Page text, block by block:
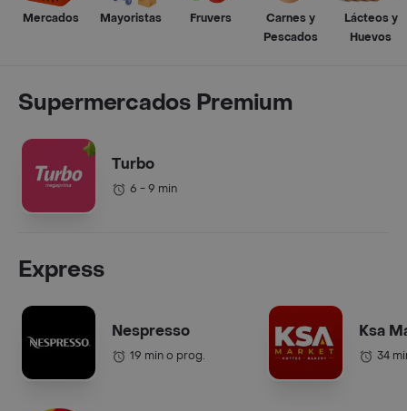
Mercados Mayoristas Fruvers
Carnes y
Pescados
Lácteos y
Huevos
Supermercados Premium
Turbo
6 - 9 min
Express
Nespresso
19 min o prog.
Ksa
34